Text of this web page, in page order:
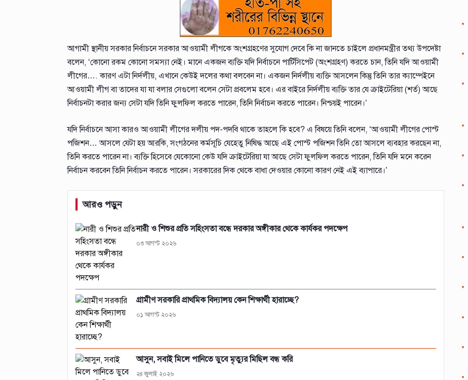
আগামী স্থানীয় সরকার নির্বাচনে সরকার আওয়ামী লীগকে অংশগ্রহণের সুযোগ দেবে কি না জানতে চাইলে প্রধানমন্ত্রীর তথ্য উপদেষ্টা
বলেন, ‘কোনো রকম কোনো সমস্যা নেই। মানে একজন ব্যক্তি যদি নির্বাচনে পার্টিসিপেট (অংশগ্রহণ) করতে চান, তিনি যদি আওয়ামী
লীগের…. কারণ এটা নির্দলীয়, এখানে কেউই দলের কথা বলবেন না। একজন নির্দলীয় ব্যক্তি আসলেন কিন্তু তিনি তার ক্যাম্পেইনে
আওয়ামী লীগ বা তাদের যা যা বলার সেগুলো বলেন সেটা প্রবলেম হবে। এর বাইরে নির্দলীয় ব্যক্তি তার যে ক্রাইটেরিয়া (শর্ত) আছে
নির্বাচনটা করার জন্য সেটা যদি তিনি ফুলফিল করতে পারেন, তিনি নির্বাচন করতে পারেন। নিশ্চয়ই পারেন।’
যদি নির্বাচনে আসা কারও আওয়ামী লীগের দলীয় পদ-পদবি থাকে তাহলে কি হবে? এ বিষয়ে তিনি বলেন, ‘আওয়ামী লীগের পোস্ট
পজিশন… আসলে যেটা হয় আরকি, সংগঠনের কর্মসূচি যেহেতু নিষিদ্ধ আছে এই পোস্ট পজিশন তিনি তো আসলে ব্যবহার করছেন না,
তিনি করতে পারেন না। ব্যক্তি হিসেবে যেকোনো কেউ যদি ক্রাইটেরিয়া যা আছে সেটা ফুলফিল করতে পারেন, তিনি যদি মনে করেন
নির্বাচন করবেন তিনি নির্বাচন করতে পারেন। সরকারের দিক থেকে বাধা দেওয়ার কোনো কারণ নেই এই ব্যাপারে।’
আরও পড়ুন
নারী ও শিশুর প্রতি সহিংসতা বন্ধে দরকার অঙ্গীকার থেকে কার্যকর পদক্ষেপ
০৩ আগস্ট ২০২৬
গ্রামীণ সরকারি প্রাথমিক বিদ্যালয় কেন শিক্ষার্থী হারাচ্ছে?
০১ আগস্ট ২০২৬
আসুন, সবাই মিলে পানিতে ডুবে মৃত্যুর মিছিল বন্ধ করি
২৪ জুলাই ২০২৬